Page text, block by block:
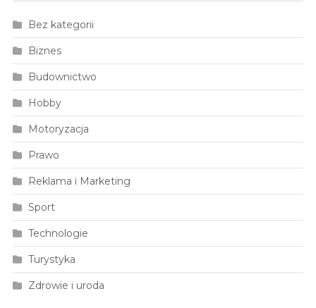
Bez kategorii
Biznes
Budownictwo
Hobby
Motoryzacja
Prawo
Reklama i Marketing
Sport
Technologie
Turystyka
Zdrowie i uroda